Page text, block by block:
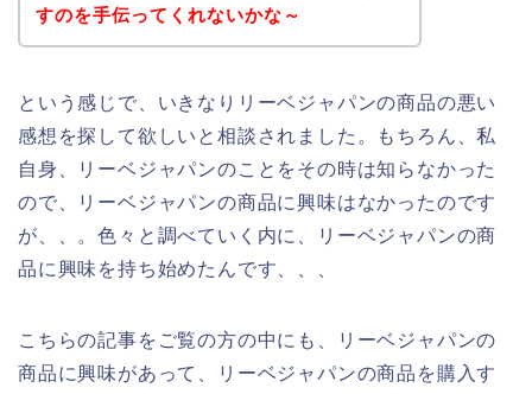
すのを手伝ってくれないかな～
という感じで、いきなりリーベジャパンの商品の悪い
感想を探して欲しいと相談されました。もちろん、私
自身、リーベジャパンのことをその時は知らなかった
ので、リーベジャパンの商品に興味はなかったのです
が、、。色々と調べていく内に、リーベジャパンの商
品に興味を持ち始めたんです、、、
こちらの記事をご覧の方の中にも、リーベジャパンの
商品に興味があって、リーベジャパンの商品を購入す